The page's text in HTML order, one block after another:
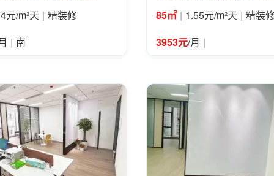
元/m²天 | 精装修
| 南
85㎡ | 1.55元/m²天 | 精装
3953元/月 |